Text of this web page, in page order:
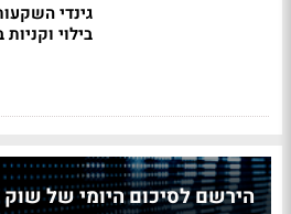
גינדי
בילוי
הירשם לסיכום היומי של